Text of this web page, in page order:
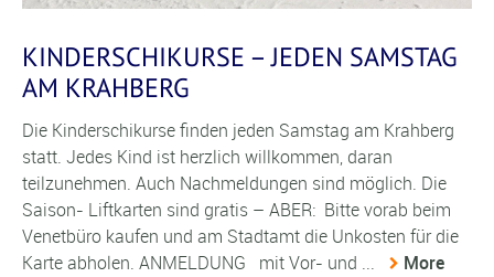
KINDERSCHIKURSE – JEDEN SAMSTAG
AM KRAHBERG
Die Kinderschikurse finden jeden Samstag am Krahberg
statt. Jedes Kind ist herzlich willkommen, daran
teilzunehmen. Auch Nachmeldungen sind möglich. Die
Saison- Liftkarten sind gratis – ABER: Bitte vorab beim
Venetbüro kaufen und am Stadtamt die Unkosten für die
Karte abholen. ANMELDUNG mit Vor- und ...
More